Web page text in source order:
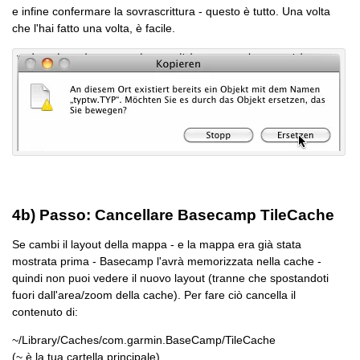
e infine confermare la sovrascrittura - questo è tutto. Una volta
che l'hai fatto una volta, è facile.
4b) Passo: Cancellare Basecamp TileCache
Se cambi il layout della mappa - e la mappa era già stata
mostrata prima - Basecamp l'avrà memorizzata nella cache -
quindi non puoi vedere il nuovo layout (tranne che spostandoti
fuori dall'area/zoom della cache). Per fare ciò cancella il
contenuto di:
~/Library/Caches/com.garmin.BaseCamp/TileCache
(~ è la tua cartella principale).